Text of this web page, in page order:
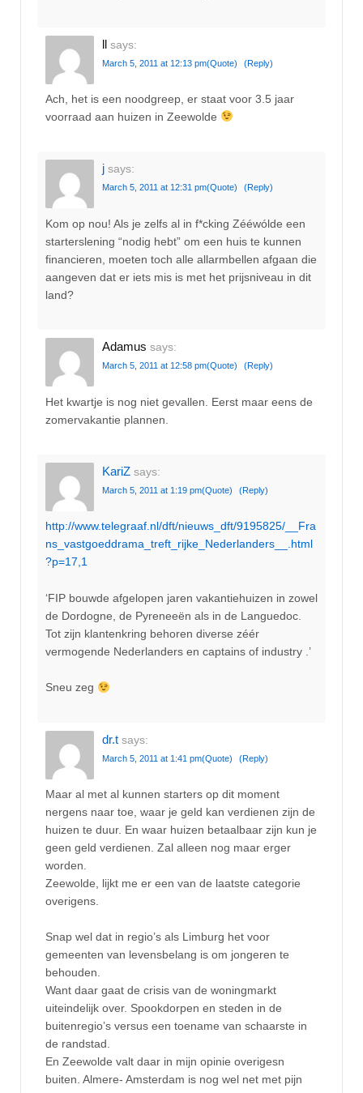
ll says:
March 5, 2011 at 12:13 pm(Quote) (Reply)
Ach, het is een noodgreep, er staat voor 3.5 jaar
voorraad aan huizen in Zeewolde
j says:
March 5, 2011 at 12:31 pm(Quote) (Reply)
Kom op nou! Als je zelfs al in f*cking Zééwólde een
starterslening “nodig hebt” om een huis te kunnen
financieren, moeten toch alle allarmbellen afgaan die
aangeven dat er iets mis is met het prijsniveau in dit
land?
Adamus says:
March 5, 2011 at 12:58 pm(Quote) (Reply)
Het kwartje is nog niet gevallen. Eerst maar eens de
zomervakantie plannen.
KariZ says:
March 5, 2011 at 1:19 pm(Quote) (Reply)
http://www.telegraaf.nl/dft/nieuws_dft/9195825/__Fra
ns_vastgoeddrama_treft_rijke_Nederlanders__.html
?p=17,1
‘FIP bouwde afgelopen jaren vakantiehuizen in zowel
de Dordogne, de Pyreneeën als in de Languedoc.
Tot zijn klantenkring behoren diverse zéér
vermogende Nederlanders en captains of industry .’
Sneu zeg
dr.t says:
March 5, 2011 at 1:41 pm(Quote) (Reply)
Maar al met al kunnen starters op dit moment
nergens naar toe, waar je geld kan verdienen zijn de
huizen te duur. En waar huizen betaalbaar zijn kun je
geen geld verdienen. Zal alleen nog maar erger
worden.
Zeewolde, lijkt me er een van de laatste categorie
overigens.
Snap wel dat in regio’s als Limburg het voor
gemeenten van levensbelang is om jongeren te
behouden.
Want daar gaat de crisis van de woningmarkt
uiteindelijk over. Spookdorpen en steden in de
buitenregio’s versus een toename van schaarste in
de randstad.
En Zeewolde valt daar in mijn opinie overigesn
buiten. Almere- Amsterdam is nog wel net met pijn